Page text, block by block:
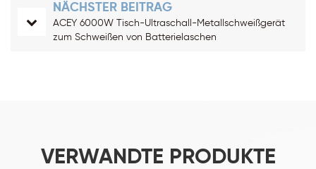
NÄCHSTER BEITRAG
ACEY 6000W Tisch-Ultraschall-Metallschweißgerät
zum Schweißen von Batterielaschen
VERWANDTE PRODUKTE